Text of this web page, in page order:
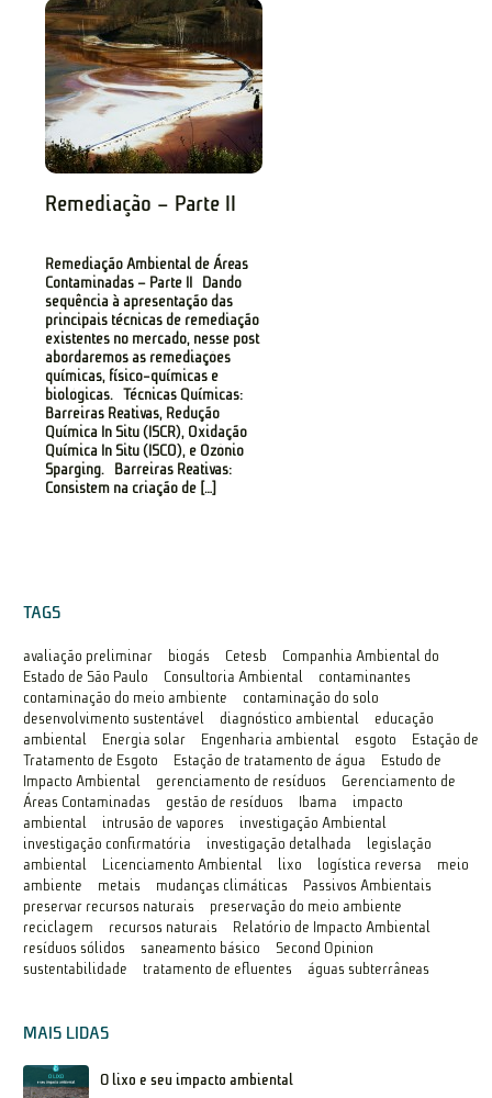
Remediação – Parte II
Remediação Ambiental de Áreas
Contaminadas – Parte II Dando
sequência à apresentação das
principais técnicas de remediação
existentes no mercado, nesse post
abordaremos as remediações
químicas, físico-químicas e
biológicas. Técnicas Químicas:
Barreiras Reativas, Redução
Química In Situ (ISCR), Oxidação
Química In Situ (ISCO), e Ozônio
Sparging. Barreiras Reativas:
Consistem na criação de […]
TAGS
avaliação preliminar biogás Cetesb
Companhia Ambiental do
Estado de São Paulo
Consultoria Ambiental
contaminantes
contaminação do meio ambiente
contaminação do solo
desenvolvimento sustentável
diagnóstico ambiental
educação
ambiental
Energia solar Engenharia ambiental esgoto
Estação de
Tratamento de Esgoto
Estação de tratamento de água
Estudo de
Impacto Ambiental
gerenciamento de resíduos
Gerenciamento de
Áreas Contaminadas
gestão de resíduos Ibama
impacto
ambiental
intrusão de vapores
investigação Ambiental
investigação confirmatória
investigação detalhada
legislação
ambiental
Licenciamento Ambiental lixo logística reversa
meio
ambiente
metais mudanças climáticas
Passivos Ambientais
preservar recursos naturais
preservação do meio ambiente
reciclagem
recursos naturais
Relatório de Impacto Ambiental
resíduos sólidos
saneamento básico
Second Opinion
sustentabilidade
tratamento de efluentes águas subterrâneas
MAIS LIDAS
O lixo e seu impacto ambiental